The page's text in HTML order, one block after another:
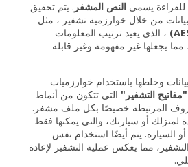
يسمى النص المشفر . يتم تحقيق
من خلال خوارزمية تشفير ، مثل
، الذي يعيد ترتيب المعلومات
يجعلها غير مفهومة وغير قابلة
وخلطها باستخدام خوارزميات
"مفاتيح التشفير" التي تتكون من أنماط
المرتبطة خصيصًا بكل ملف مشفر.
لمنزلك أو سيارتك، والتي يمكنها فقط
أو السيارة. يتم أيضًا استخدام نفس
مما يعكس عملية التشفير لإعادة